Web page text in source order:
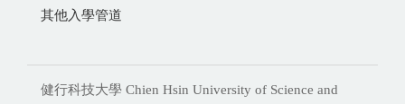
其他入學管道
健行科技大學 Chien Hsin University of Science and